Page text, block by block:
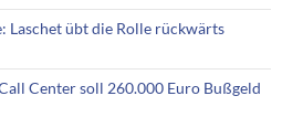
Laschet übt die Rolle rückwärts
Center soll 260.000 Euro Bußgeld